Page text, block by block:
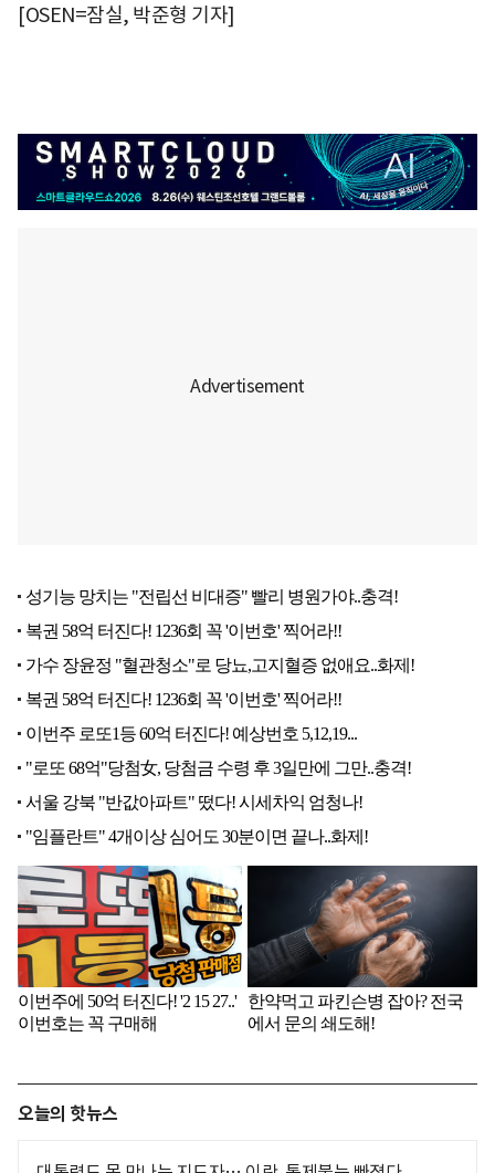
[OSEN=잠실, 박준형 기자]
오늘의 핫뉴스